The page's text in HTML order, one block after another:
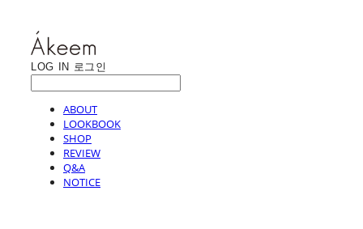
LOG IN 로그인
ABOUT
LOOKBOOK
SHOP
REVIEW
Q&A
NOTICE